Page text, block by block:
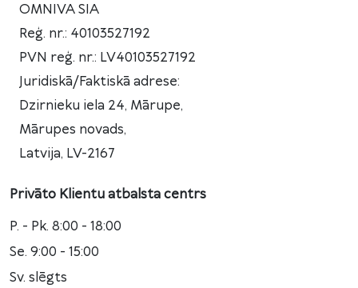
OMNIVA SIA
Reģ. nr.: 40103527192
PVN reģ. nr.: LV40103527192
Juridiskā/Faktiskā adrese:
Dzirnieku iela 24, Mārupe,
Mārupes novads,
Latvija, LV-2167
Privāto Klientu atbalsta centrs
P. - Pk. 8:00 - 18:00
Se. 9:00 - 15:00
Sv. slēgts